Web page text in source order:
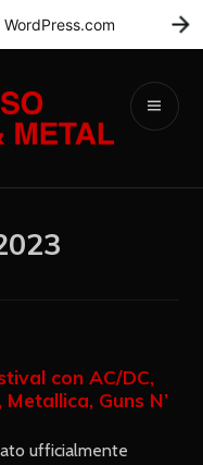
Rock &
con AC/DC,
Guns N’
ufficialmente